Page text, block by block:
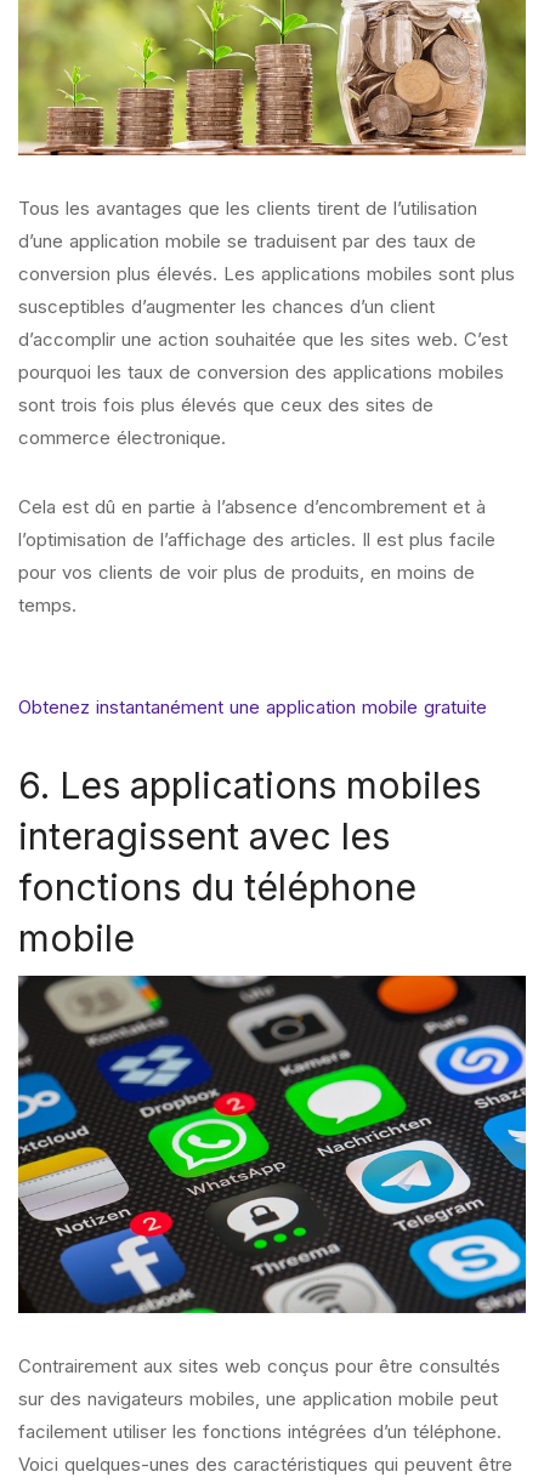
Tous les avantages que les clients tirent de l’utilisation
d’une application mobile se traduisent par des taux de
conversion plus élevés. Les applications mobiles sont plus
susceptibles d’augmenter les chances d’un client
d’accomplir une action souhaitée que les sites web. C’est
pourquoi les taux de conversion des applications mobiles
sont trois fois plus élevés que ceux des sites de
commerce électronique.
Cela est dû en partie à l’absence d’encombrement et à
l’optimisation de l’affichage des articles. Il est plus facile
pour vos clients de voir plus de produits, en moins de
temps.
Obtenez instantanément une application mobile gratuite
6. Les applications mobiles
interagissent avec les
fonctions du téléphone
mobile
Contrairement aux sites web conçus pour être consultés
sur des navigateurs mobiles, une application mobile peut
facilement utiliser les fonctions intégrées d’un téléphone.
Voici quelques-unes des caractéristiques qui peuvent être